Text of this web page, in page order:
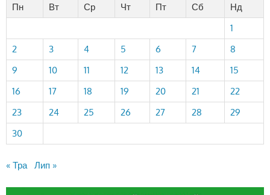
Пн
Вт Ср Чт Пт Сб
Нд
1
2
3 4 5 6 7
8
9
10 11 12 13 14
15
16
17 18 19 20 21
22
23
24 25 26 27 28
29
30
« Тра Лип »